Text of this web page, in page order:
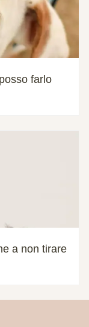
farlo
a non tirare